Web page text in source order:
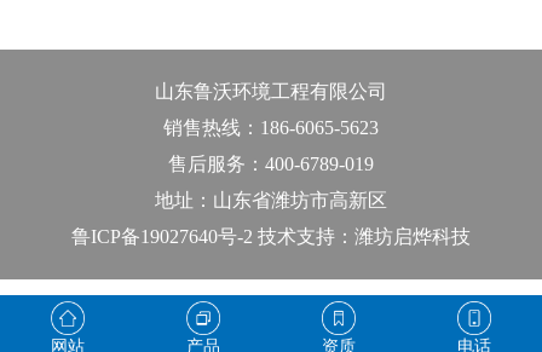
山东鲁沃环境工程有限公司
销售热线：186-6065-5623
售后服务：400-6789-019
地址：山东省潍坊市高新区
鲁ICP备19027640号-2 技术支持：潍坊启烨科技
网站 产品 资质 电话